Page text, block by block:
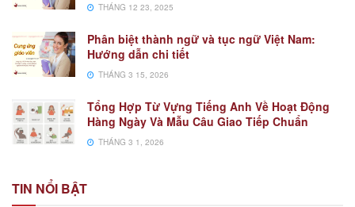
THÁNG 12 23, 2025
Phân biệt thành ngữ và tục ngữ Việt Nam:
Hướng dẫn chi tiết
THÁNG 3 15, 2026
Tổng Hợp Từ Vựng Tiếng Anh Về Hoạt Động
Hàng Ngày Và Mẫu Câu Giao Tiếp Chuẩn
THÁNG 3 1, 2026
TIN NỔI BẬT